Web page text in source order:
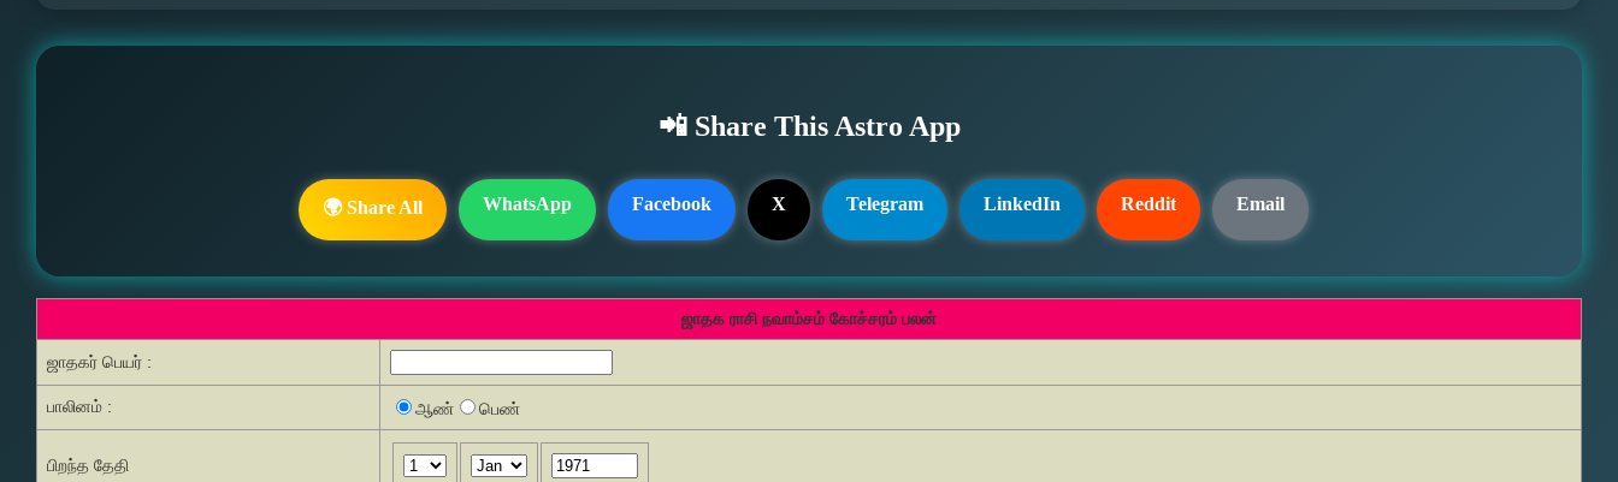
📲 Share This Astro App
🌍 Share All WhatsApp Facebook X Telegram LinkedIn Reddit Email
ஜாதக ராசி நவாம்சம் கோச்சரம் பலன்
ஜாதகர் பெயர் :
பாலினம் : ஆண் பெண்
பிறந்த தேதி